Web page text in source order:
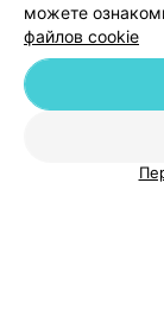
можете
файлов cookie